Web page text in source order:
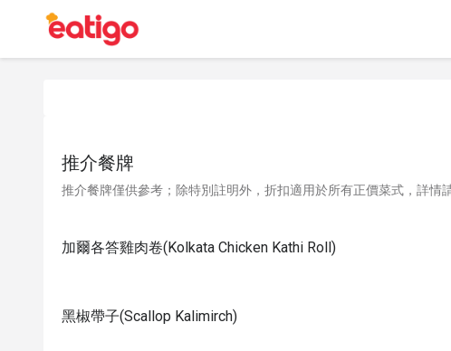
推介餐牌
推介餐牌僅供參考；除特別註明外，折扣適用於所有正價菜式，詳情
加爾各答雞肉卷(Kolkata Chicken Kathi Roll)
黑椒帶子(Scallop Kalimirch)